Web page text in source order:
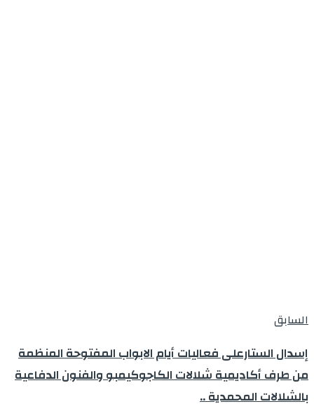
السابق
إسدال الستارعلى فعاليات أيام الابواب المفتوحة المنظمة
من طرف أكاديمية شلالات الكاجوكيمبو والفنون الدفاعية
بالشلالات المحمدية ..